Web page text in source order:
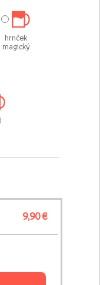
hrnček
magický
9,90 €